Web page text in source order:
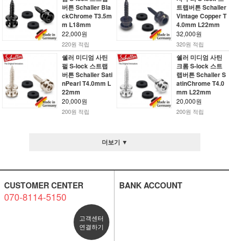
버튼 Schaller Bla
ckChrome T3.5m
m L18mm
22,000원
220원 적립
트랩버튼 Schaller
Vintage Copper T
4.0mm L22mm
32,000원
320원 적립
쉘러 미디엄 사틴
펄 S-lock 스트랩
버튼 Schaller Sati
nPearl T4.0mm L
22mm
20,000원
200원 적립
쉘러 미디엄 사틴
크롬 S-lock 스트
랩버튼 Schaller S
atinChrome T4.0
mm L22mm
20,000원
200원 적립
더보기 ▼
CUSTOMER CENTER
070-8114-5150
고객센터
연결하기
BANK ACCOUNT